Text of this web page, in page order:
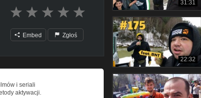
Embed Zgłoś
i seriali
aktywacji.
31:31
22:32